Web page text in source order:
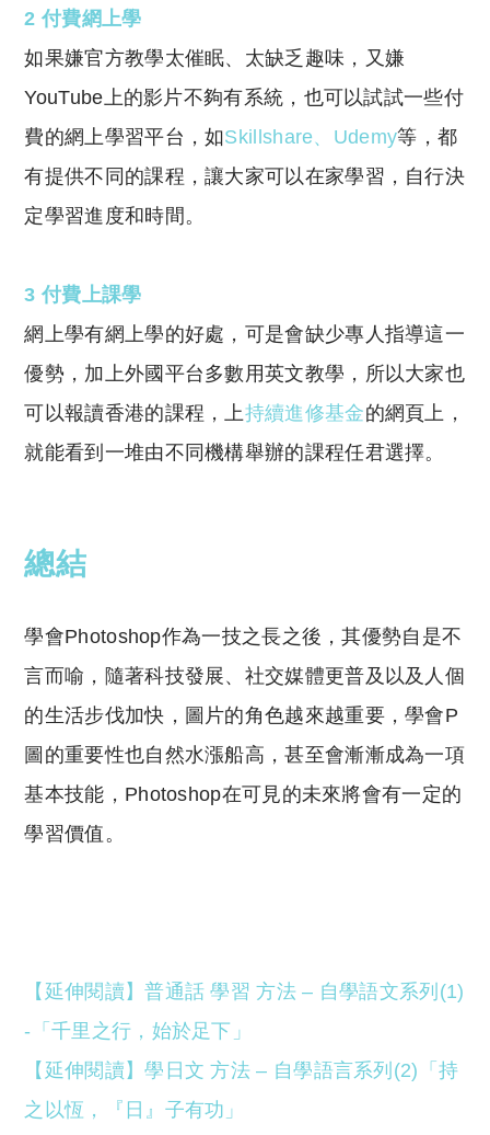
2 付費網上學
如果嫌官方教學太催眠、太缺乏趣味，又嫌
YouTube上的影片不夠有系統，也可以試試一些付
費的網上學習平台，如Skillshare、 Udemy等，都
有提供不同的課程，讓大家可以在家學習，自行決
定學習進度和時間。
3 付費上課學
網上學有網上學的好處，可是會缺少專人指導這一
優勢，加上外國平台多數用英文教學，所以大家也
可以報讀香港的課程，上持續進修基金的網頁上，
就能看到一堆由不同機構舉辦的課程任君選擇。
總結
學會Photoshop作為一技之長之後，其優勢自是不
言而喻，隨著科技發展、社交媒體更普及以及人個
的生活步伐加快，圖片的角色越來越重要，學會P
圖的重要性也自然水漲船高，甚至會漸漸成為一項
基本技能，Photoshop在可見的未來將會有一定的
學習價值。
【延伸閱讀】普通話 學習 方法 – 自學語文系列(1)
-「千里之行，始於足下」
【延伸閱讀】學日文 方法 – 自學語言系列(2)「持
之以恆，『日』子有功」